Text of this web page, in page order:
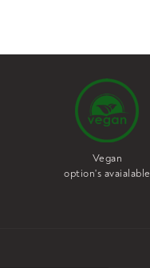
Vegan
option's avaialable